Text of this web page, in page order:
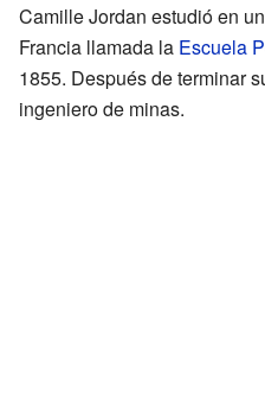
Camille Jordan estudió en
Francia llamada la Escuela
1855. Después de terminar
ingeniero de minas.